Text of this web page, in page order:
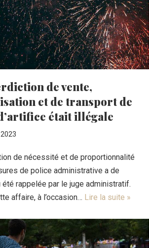
de vente,
et de transport de
était illégale
de nécessité et de proportionnalité
de police administrative a de
été rappelée par le juge administratif.
affaire, à l’occasion… Lire la suite »